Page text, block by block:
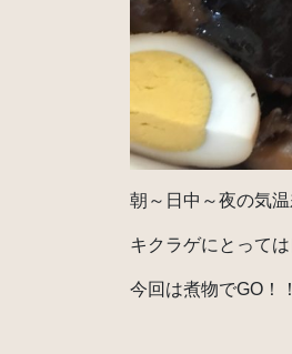
朝～日中～夜の気温
キクラゲにとって
今回は煮物でGO！！